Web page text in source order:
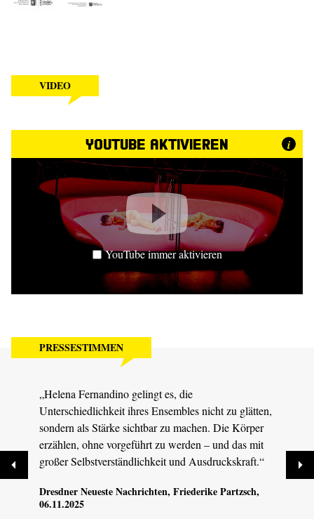
VIDEO
YouTube aktivieren i
YouTube immer aktivieren
PRESSESTIMMEN
„Helena Fernandino gelingt es, die
Unterschiedlichkeit ihres Ensembles nicht zu glätten,
sondern als Stärke sichtbar zu machen. Die Körper
erzählen, ohne vorgeführt zu werden – und das mit
großer Selbstverständlichkeit und Ausdruckskraft.“
Dresdner Neueste Nachrichten, Friederike Partzsch,
06.11.2025